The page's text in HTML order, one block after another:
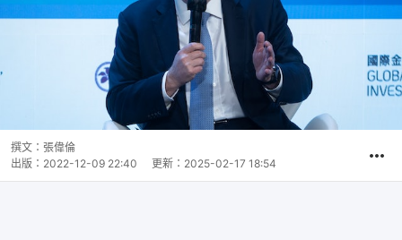
撰文： 張偉倫
出版： 2022-12-09 22:40 更新： 2025-02-17 18:54